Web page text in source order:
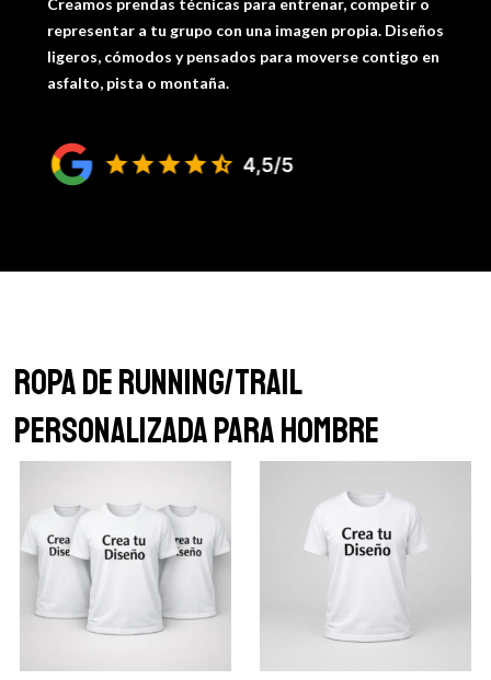
representar a tu grupo con una imagen propia. Diseños
ligeros, cómodos y pensados para moverse contigo en
asfalto, pista o montaña.
Ropa de Running/Trail
personalizada para Hombre